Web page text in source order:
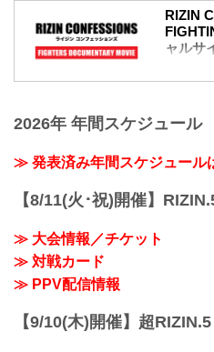
RIZIN
ャルサ
RIZIN
イジン
いきま
2026年 年間スケジュール
≫ 発表済み年間スケジュール
【8/11(火･祝)開催】
≫ 大会情報／チケット
≫ 対戦カード
≫ PPV配信情報
【9/10(木)開催】超